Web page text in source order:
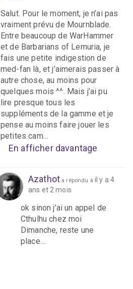
Salut. Pour le moment, je n’ai pas
vraiment prévu de Mournblade.
Entre beaucoup de WarHammer
et de Barbarians of Lemuria, je
fais une petite indigestion de
med-fan là, et j’aimerais passer à
autre chose, au moins pour
quelques mois ^^. Mais j’ai pu
lire presque tous les
suppléments de la gamme et je
pense au moins faire jouer les
petites cam…
En afficher davantage
Azathota répondu à il y a 4
ans et 2 mois
ok sinon j’ai un appel de
Cthulhu chez moi
Dimanche, reste une
place…